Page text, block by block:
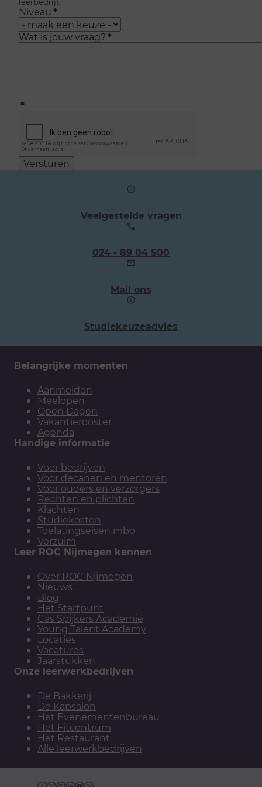
Niveau *
Wat is jouw vraag?*
*
Versturen
Veelgestelde vragen
Ons
telefoonnummer:
024 - 89 04 500
Mail ons
Studiekeuzeadvies
Belangrijke momenten
Aanmelden
Meelopen
Open Dagen
Vakantierooster
Agenda
Handige informatie
Voor bedrijven
Voor decanen en mentoren
Voor ouders en verzorgers
Rechten en plichten
Klachten
Studiekosten
Toelatingseisen mbo
Verzuim
Leer ROC Nijmegen kennen
Over ROC Nijmegen
Nieuws
Blog
Het Startpunt
Cas Spijkers Academie
Young Talent Academy
Locaties
Vacatures
Jaarstukken
Onze leerwerkbedrijven
De Bakkerij
De Kapsalon
Het Evenementenbureau
Het Fitcentrum
Het Restaurant
Alle leerwerkbedrijven